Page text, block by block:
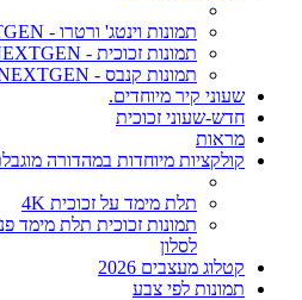
תמונות וינטג' ורטרו - NEXTGEN
תמונות זכוכית - NEXTGEN
תמונות קנבס - NEXTGEN
שעוני קיר מיוחדים.
חדש-שעוני זכוכית
מראות
קולקציות מיוחדות במהדורה
תלת מימד על זכוכית 4K
תמונות זכוכית תלת מימד
לסלון
קטלוג מעצבים 2026
תמונות לפי צבע